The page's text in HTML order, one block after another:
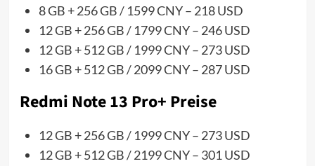
8 GB + 256 GB / 1599 CNY – 218 USD
12 GB + 256 GB / 1799 CNY – 246 USD
12 GB + 512 GB / 1999 CNY – 273 USD
16 GB + 512 GB / 2099 CNY – 287 USD
Redmi Note 13 Pro+ Preise
12 GB + 256 GB / 1999 CNY – 273 USD
12 GB + 512 GB / 2199 CNY – 301 USD